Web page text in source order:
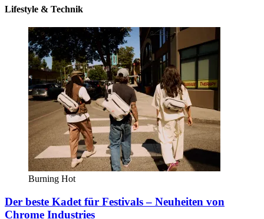
Lifestyle & Technik
Burning Hot
Der beste Kadet für Festivals – Neuheiten von
Chrome Industries